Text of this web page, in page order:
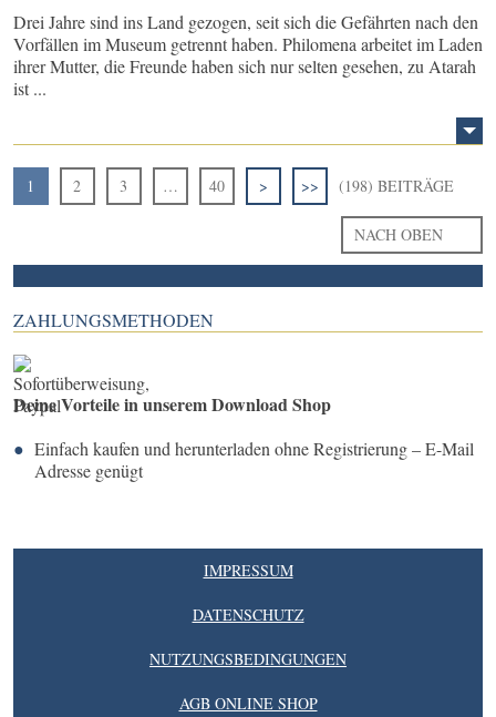
Drei Jahre sind ins Land gezogen, seit sich die Gefährten nach den
Vorfällen im Museum getrennt haben. Philomena arbeitet im Laden
ihrer Mutter, die Freunde haben sich nur selten gesehen, zu Atarah
ist ...
1 2 3 … 40 > >> (198) BEITRÄGE
NACH OBEN
ZAHLUNGSMETHODEN
Deine Vorteile in unserem Download Shop
Einfach kaufen und herunterladen ohne Registrierung – E-Mail
Adresse genügt
IMPRESSUM
DATENSCHUTZ
NUTZUNGSBEDINGUNGEN
AGB ONLINE SHOP